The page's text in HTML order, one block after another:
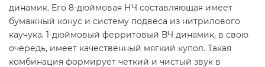
динамик. Его 8-дюймовая НЧ составляющая имеет
бумажный конус и систему подвеса из нитрилового
каучука. 1-дюймовый ферритовый ВЧ динамик, в свою
очередь, имеет качественный мягкий купол. Такая
комбинация формирует четкий и чистый звук в